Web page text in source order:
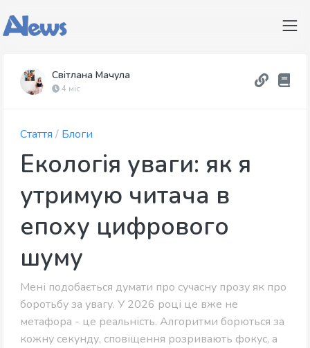
Світлана Мачула
4 міс
Стаття / Блоги
Екологія уваги: як я
утримую читача в
епоху цифрового
шуму
Мені подобається думати про сучасну прозу як про
боротьбу за увагу. У 2026 році це вже не
метафора - це реальність. Алгоритми борються за
кожну секунду, сповіщення розривають фокус, а